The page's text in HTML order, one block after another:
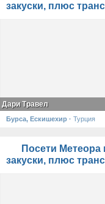
закуски, плюс
Дари Травел
Бурса, Ескишехир · Турция
Посети
закуски, плюс